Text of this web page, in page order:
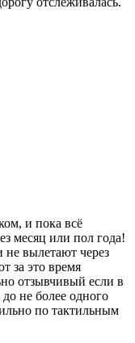
и пока всё
месяц или пол года!
вылетают через
за это время
отзывчивый если в
не более одного
по тактильным